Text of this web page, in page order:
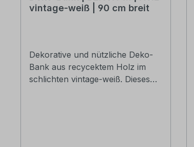
vintage-weiß | 90 cm breit
Dekorative und nützliche Deko-
Bank aus recycektem Holz im
schlichten vintage-weiß. Dieses